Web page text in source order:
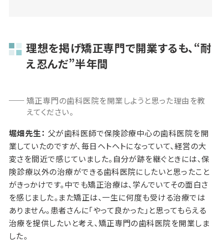
理想を掲げ矯正専門で開業するも、“耐
え忍んだ”半年間
矯正専門の歯科医院を開業しようと思った理由を教
えてください。
堀畑先生： 父が歯科医師で保険診療中心の歯科医院を開
業していたのですが、毎日ヘトヘトになっていて、経営の大
変さを間近で感じていました。自分が跡を継ぐときには、保
険診療以外の治療ができる歯科医院にしたいと思ったこと
がきっかけです。中でも矯正治療は、学んでいてその面白さ
を感じました。また矯正は、一生に何度も受ける治療では
ありません。患者さんに「やって良かった」と思ってもらえる
治療を提供したいと考え、矯正専門の歯科医院を開業しま
した。